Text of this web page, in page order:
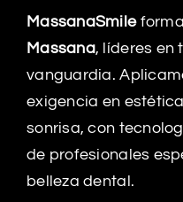
MassanaSmile
Massana, líderes en
vanguardia.
exigencia en
sonrisa, con
de profesionales
belleza dental.